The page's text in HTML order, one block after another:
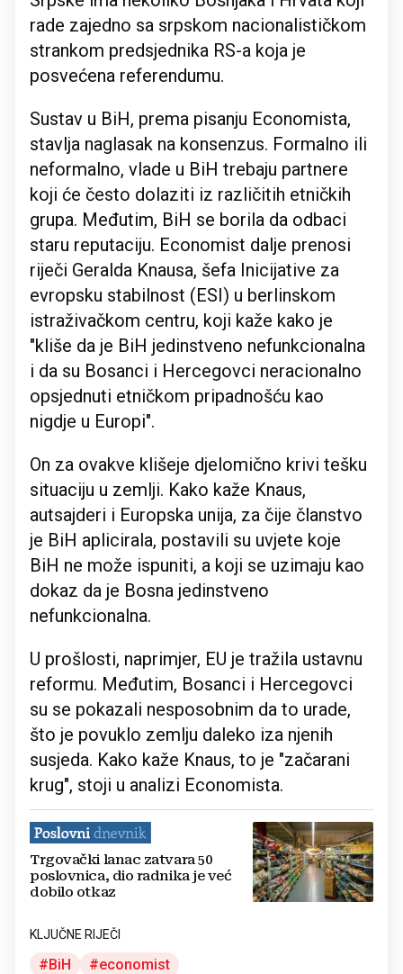
rade zajedno sa srpskom nacionalističkom
strankom predsjednika RS-a koja je
posvećena referendumu.
Sustav u BiH, prema pisanju Economista,
stavlja naglasak na konsenzus. Formalno ili
neformalno, vlade u BiH trebaju partnere
koji će često dolaziti iz različitih etničkih
grupa. Međutim, BiH se borila da odbaci
staru reputaciju. Economist dalje prenosi
riječi Geralda Knausa, šefa Inicijative za
evropsku stabilnost (ESI) u berlinskom
istraživačkom centru, koji kaže kako je
"kliše da je BiH jedinstveno nefunkcionalna
i da su Bosanci i Hercegovci neracionalno
opsjednuti etničkom pripadnošću kao
nigdje u Europi".
On za ovakve klišeje djelomično krivi tešku
situaciju u zemlji. Kako kaže Knaus,
autsajderi i Europska unija, za čije članstvo
je BiH aplicirala, postavili su uvjete koje
BiH ne može ispuniti, a koji se uzimaju kao
dokaz da je Bosna jedinstveno
nefunkcionalna.
U prošlosti, naprimjer, EU je tražila ustavnu
reformu. Međutim, Bosanci i Hercegovci
su se pokazali nesposobnim da to urade,
što je povuklo zemlju daleko iza njenih
susjeda. Kako kaže Knaus, to je "začarani
krug", stoji u analizi Economista.
Trgovački lanac zatvara 50
poslovnica, dio radnika je već
dobilo otkaz
KLJUČNE RIJEČI
BiH economist